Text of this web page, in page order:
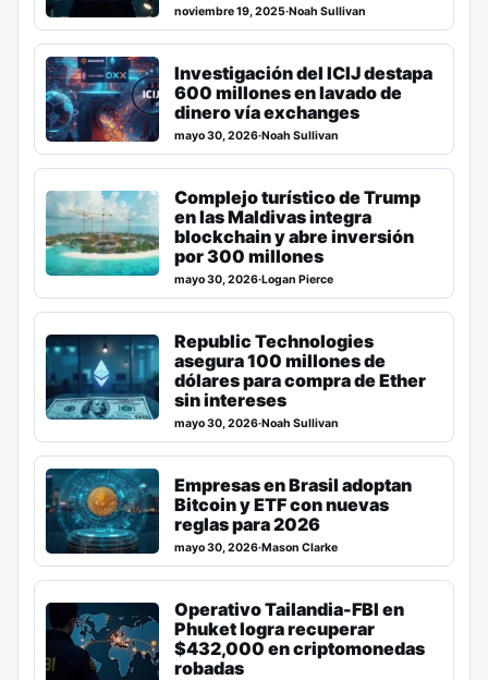
noviembre 19, 2025·Noah Sullivan
Investigación del ICIJ destapa
600 millones en lavado de
dinero vía exchanges
mayo 30, 2026·Noah Sullivan
Complejo turístico de Trump
en las Maldivas integra
blockchain y abre inversión
por 300 millones
mayo 30, 2026·Logan Pierce
Republic Technologies
asegura 100 millones de
dólares para compra de Ether
sin intereses
mayo 30, 2026·Noah Sullivan
Empresas en Brasil adoptan
Bitcoin y ETF con nuevas
reglas para 2026
mayo 30, 2026·Mason Clarke
Operativo Tailandia-FBI en
Phuket logra recuperar
$432,000 en criptomonedas
robadas